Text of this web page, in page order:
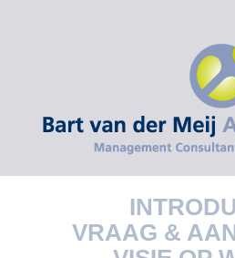
VRAAG &